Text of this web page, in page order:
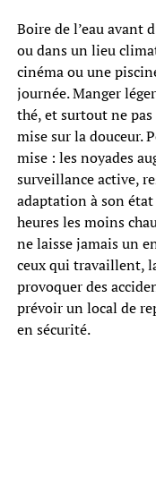
Boire de l’eau avant
ou dans un lieu
cinéma ou une
journée. Manger
thé, et surtout ne
mise sur la douceur.
mise : les noyades
surveillance active,
adaptation à son
heures les moins
ne laisse jamais un
ceux qui travaillent,
provoquer des
prévoir un local de
en sécurité.